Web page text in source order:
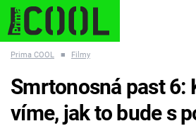
ESCAPE PLNEJ KOTEL AVENGERS
Prima COOL ■ Filmy
Smrtonosná past 6:
víme, jak to bude s